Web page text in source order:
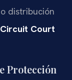
distribución
Court
Protección